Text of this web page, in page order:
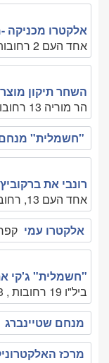
אלקטרו מכניקה -
אחד העם 2 רחובות , 0526403655
השחר תיקון
הר מוריה 13 רחובות , 0522501106
"חשמלית"
רונבי את
אחד העם 13, רחובות רחובות , 08-9363316
אלקטרו עמי קפרא
"חשמלית" ג'קי
ביל"ו 19 רחובות , 089455383
מנחם שטיינברג
מרכז